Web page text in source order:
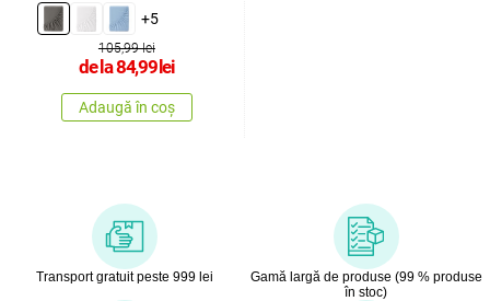
+5
105,99 lei
de la84,99 lei
Adaugă în coș
Transport gratuit peste 999 lei
Gamă largă de produse (99 % produse
în stoc)